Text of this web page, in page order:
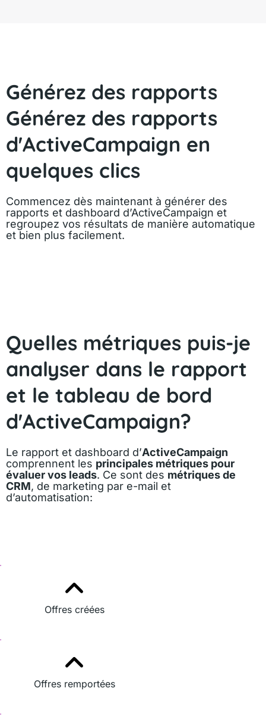
Générez des rapports
Générez des rapports
d'ActiveCampaign en
quelques clics
Commencez dès maintenant à générer des
rapports et dashboard d’ActiveCampaign et
regroupez vos résultats de manière automatique
et bien plus facilement.
Quelles métriques puis-je
analyser dans le rapport
et le tableau de bord
d'ActiveCampaign?
Le rapport et dashboard d’ActiveCampaign
comprennent les principales métriques pour
évaluer vos leads. Ce sont des métriques de
CRM, de marketing par e-mail et
d’automatisation:
Offres créées
Offres remportées